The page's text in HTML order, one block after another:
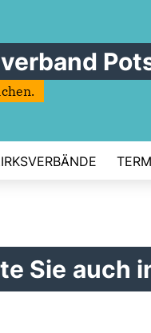
Sie auch